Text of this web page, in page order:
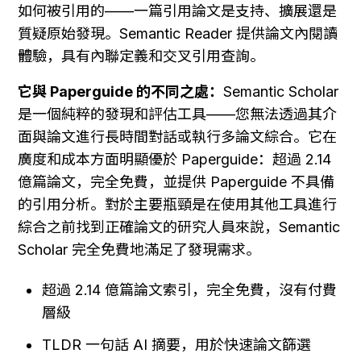
如何被引用的——一篇引用論文是支持、擴展還是
質疑原始發現。Semantic Reader 提供論文內閱讀
體驗，具有內聯定義和交叉引用查詢。
它與 Paperguide 的不同之處： Semantic Scholar
是一個純粹的發現和評估工具——您無法透過其介
面與論文進行長時間對話或執行多論文綜合。它在
廣度和成本方面明顯優於 Paperguide：超過 2.14
億篇論文，完全免費，並提供 Paperguide 不具備
的引用分析。對於主要瓶頸是在使用其他工具進行
綜合之前找到正確論文的研究人員來說，Semantic
Scholar 完全免費地滿足了發現需求。
超過 2.14 億篇論文索引，完全免費，沒有付費
層級
TLDR 一句話 AI 摘要，用於快速論文篩選